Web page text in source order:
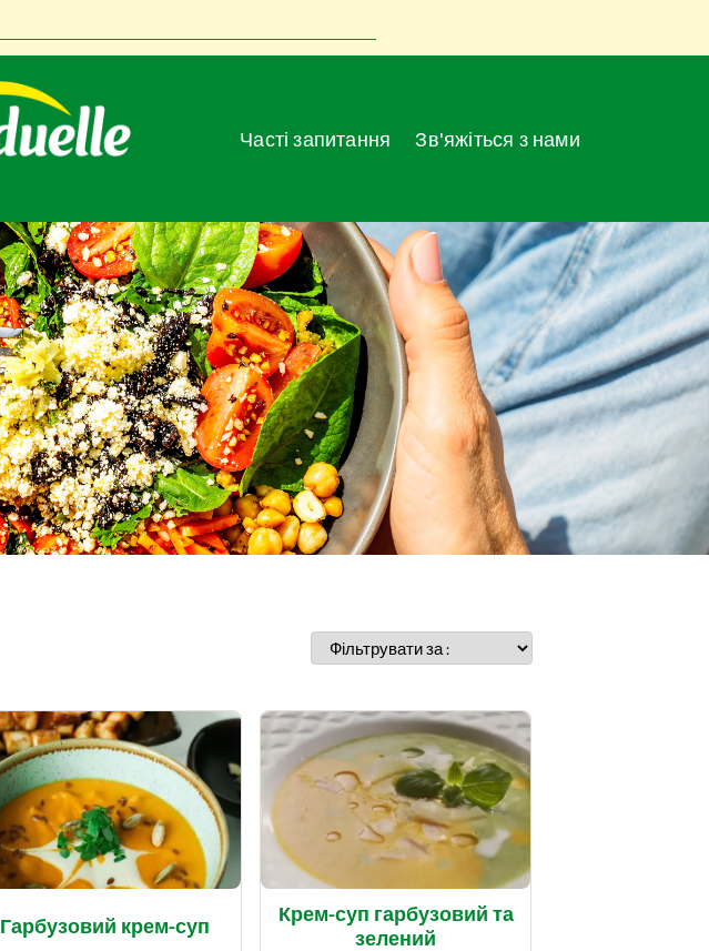
Часті запитання Зв'яжіться з нами
Гарбузовий крем-суп
Крем-суп гарбузовий та
зелений